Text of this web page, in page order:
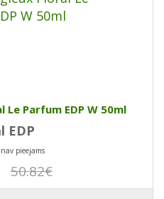
Parfum EDP W 50ml
EDP
pieejams
50.82€